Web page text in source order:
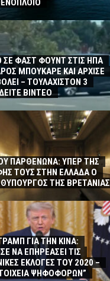
ΣΕ ΦΑΣΤ ΦΟΥΝΤ ΣΤΙΣ ΗΠΑ
ΜΠΟΥΚΑΡΕ ΚΑΙ ΑΡΧΙΣΕ
– ΤΟΥΛΑΧΙΣΤΟΝ 3
ΒΙΝΤΕΟ
ΠΑΡΘΕΝΩΝΑ: ΥΠΕΡ ΤΗΣ
ΤΟΥΣ ΣΤΗΝ ΕΛΛΑΔΑ Ο
ΤΗΣ ΒΡΕΤΑΝΙΑΣ
ΓΙΑ ΤΗΝ ΚΙΝΑ:
ΝΑ ΕΠΗΡΕΑΣΕΙ ΤΙΣ
ΕΚΛΟΓΕΣ ΤΟΥ 2020 –
ΨΗΦΟΦΟΡΩΝ”